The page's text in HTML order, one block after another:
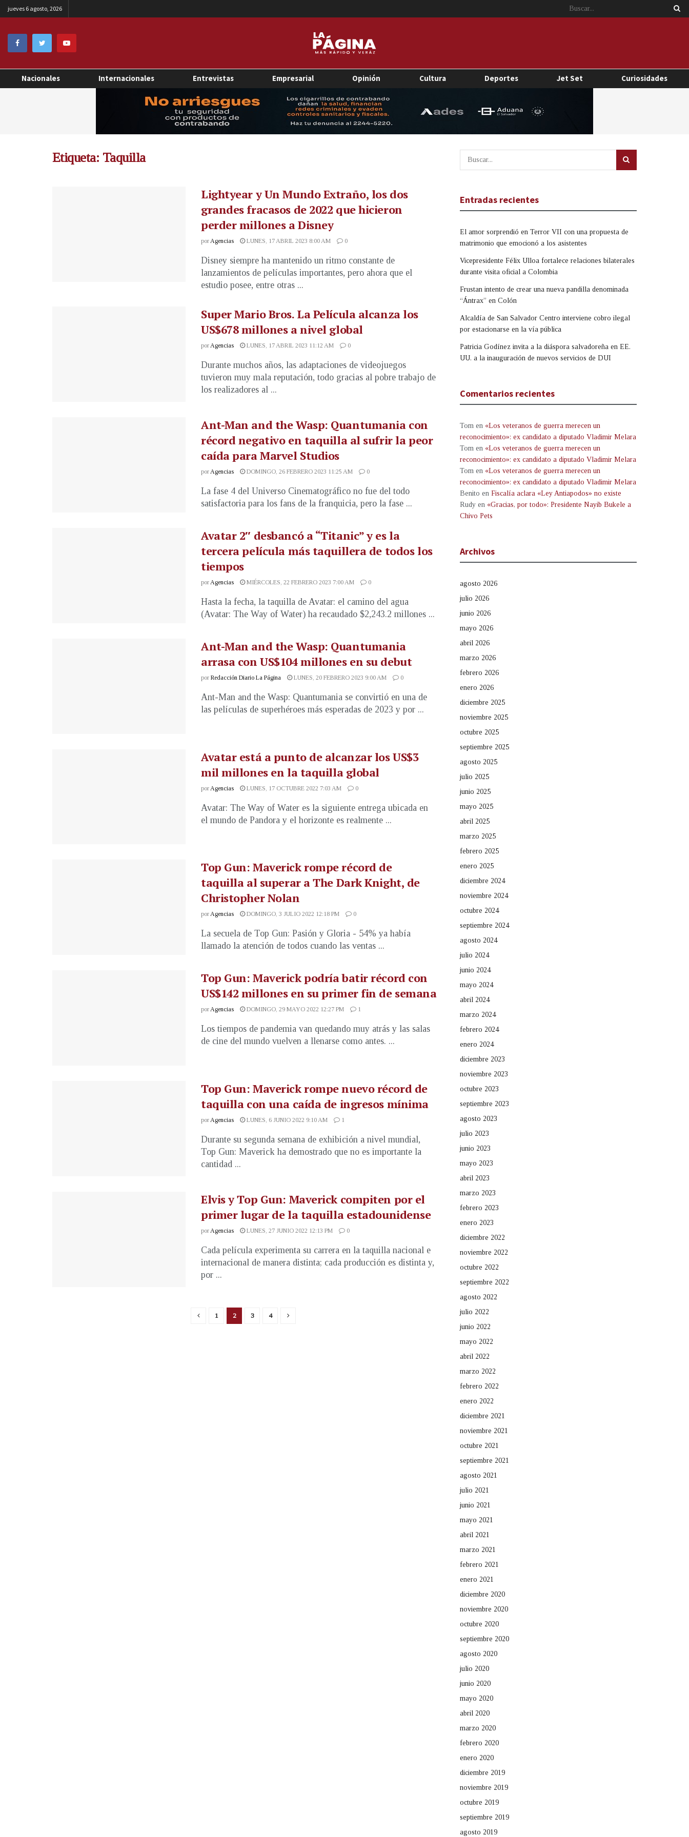
jueves 6 agosto, 2026
Nacionales Internacionales Entrevistas Empresarial Opinión Cultura Deportes Jet Set Curiosidades
Etiqueta: Taquilla
Lightyear y Un Mundo Extraño, los dos
grandes fracasos de 2022 que hicieron
perder millones a Disney
porAgencias LUNES, 17 ABRIL 2023 8:00 AM 0
Disney siempre ha mantenido un ritmo constante de
lanzamientos de películas importantes, pero ahora que el
estudio posee, entre otras ...
Super Mario Bros. La Película alcanza los
US$678 millones a nivel global
porAgencias LUNES, 17 ABRIL 2023 11:12 AM 0
Durante muchos años, las adaptaciones de videojuegos
tuvieron muy mala reputación, todo gracias al pobre trabajo de
los realizadores al ...
Ant-Man and the Wasp: Quantumania con
récord negativo en taquilla al sufrir la peor
caída para Marvel Studios
porAgencias DOMINGO, 26 FEBRERO 2023 11:25 AM 0
La fase 4 del Universo Cinematográfico no fue del todo
satisfactoria para los fans de la franquicia, pero la fase ...
Avatar 2″ desbancó a “Titanic” y es la
tercera película más taquillera de todos los
tiempos
por Agencias MIÉRCOLES, 22 FEBRERO 2023 7:00 AM 0
Hasta la fecha, la taquilla de Avatar: el camino del agua
(Avatar: The Way of Water) ha recaudado $2,243.2 millones ...
Ant-Man and the Wasp: Quantumania
arrasa con US$104 millones en su debut
por Redacción Diario La Página LUNES, 20 FEBRERO 2023 9:00 AM 0
Ant-Man and the Wasp: Quantumania se convirtió en una de
las películas de superhéroes más esperadas de 2023 y por ...
Avatar está a punto de alcanzar los US$3
mil millones en la taquilla global
por Agencias LUNES, 17 OCTUBRE 2022 7:03 AM 0
Avatar: The Way of Water es la siguiente entrega ubicada en
el mundo de Pandora y el horizonte es realmente ...
Top Gun: Maverick rompe récord de
taquilla al superar a The Dark Knight, de
Christopher Nolan
porAgencias DOMINGO, 3 JULIO 2022 12:18 PM 0
La secuela de Top Gun: Pasión y Gloria - 54% ya había
llamado la atención de todos cuando las ventas ...
Top Gun: Maverick podría batir récord con
US$142 millones en su primer fin de semana
porAgencias DOMINGO, 29 MAYO 2022 12:27 PM 1
Los tiempos de pandemia van quedando muy atrás y las salas
de cine del mundo vuelven a llenarse como antes. ...
Top Gun: Maverick rompe nuevo récord de
taquilla con una caída de ingresos mínima
porAgencias LUNES, 6 JUNIO 2022 9:10 AM 1
Durante su segunda semana de exhibición a nivel mundial,
Top Gun: Maverick ha demostrado que no es importante la
cantidad ...
Elvis y Top Gun: Maverick compiten por el
primer lugar de la taquilla estadounidense
porAgencias LUNES, 27 JUNIO 2022 12:13 PM 0
Cada película experimenta su carrera en la taquilla nacional e
internacional de manera distinta; cada producción es distinta y,
por ...
1 2 3 4
Entradas recientes
El amor sorprendió en Terror VII con una propuesta de
matrimonio que emocionó a los asistentes
Vicepresidente Félix Ulloa fortalece relaciones bilaterales
durante visita oficial a Colombia
Frustan intento de crear una nueva pandilla denominada
“Ántrax” en Colón
Alcaldía de San Salvador Centro interviene cobro ilegal
por estacionarse en la vía pública
Patricia Godínez invita a la diáspora salvadoreña en EE.
UU. a la inauguración de nuevos servicios de DUI
Comentarios recientes
Tom en «Los veteranos de guerra merecen un
reconocimiento»: ex candidato a diputado Vladimir Melara
Tom en «Los veteranos de guerra merecen un
reconocimiento»: ex candidato a diputado Vladimir Melara
Tom en «Los veteranos de guerra merecen un
reconocimiento»: ex candidato a diputado Vladimir Melara
Benito en Fiscalía aclara «Ley Antiapodos» no existe
Rudy en «Gracias, por todo»: Presidente Nayib Bukele a
Chivo Pets
Archivos
agosto 2026
julio 2026
junio 2026
mayo 2026
abril 2026
marzo 2026
febrero 2026
enero 2026
diciembre 2025
noviembre 2025
octubre 2025
septiembre 2025
agosto 2025
julio 2025
junio 2025
mayo 2025
abril 2025
marzo 2025
febrero 2025
enero 2025
diciembre 2024
noviembre 2024
octubre 2024
septiembre 2024
agosto 2024
julio 2024
junio 2024
mayo 2024
abril 2024
marzo 2024
febrero 2024
enero 2024
diciembre 2023
noviembre 2023
octubre 2023
septiembre 2023
agosto 2023
julio 2023
junio 2023
mayo 2023
abril 2023
marzo 2023
febrero 2023
enero 2023
diciembre 2022
noviembre 2022
octubre 2022
septiembre 2022
agosto 2022
julio 2022
junio 2022
mayo 2022
abril 2022
marzo 2022
febrero 2022
enero 2022
diciembre 2021
noviembre 2021
octubre 2021
septiembre 2021
agosto 2021
julio 2021
junio 2021
mayo 2021
abril 2021
marzo 2021
febrero 2021
enero 2021
diciembre 2020
noviembre 2020
octubre 2020
septiembre 2020
agosto 2020
julio 2020
junio 2020
mayo 2020
abril 2020
marzo 2020
febrero 2020
enero 2020
diciembre 2019
noviembre 2019
octubre 2019
septiembre 2019
agosto 2019